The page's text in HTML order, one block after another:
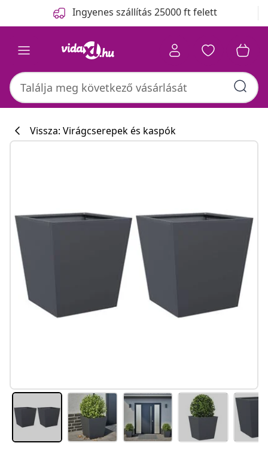
Ingyenes szállítás 25000 ft felett
Vissza: Virágcserepek és kaspók